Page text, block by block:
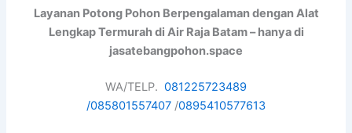
Layanan Potong Pohon Berpengalaman dengan Alat
Lengkap Termurah di Air Raja Batam – hanya di
jasatebangpohon.space
WA/TELP. 081225723489
/085801557407 /0895410577613